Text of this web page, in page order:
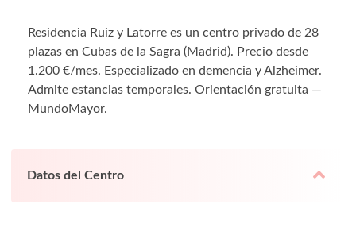
Residencia Ruiz y Latorre es un centro privado de 28
plazas en Cubas de la Sagra (Madrid). Precio desde
1.200 €/mes. Especializado en demencia y Alzheimer.
Admite estancias temporales. Orientación gratuita —
MundoMayor.
Datos del Centro